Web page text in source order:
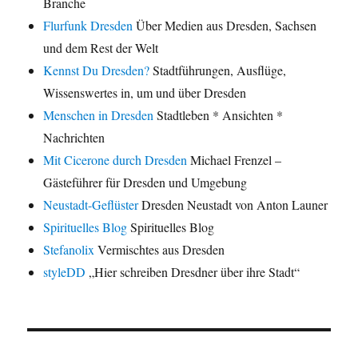
Flurfunk Dresden Über Medien aus Dresden, Sachsen
und dem Rest der Welt
Kennst Du Dresden?Stadtführungen, Ausflüge,
Wissenswertes in, um und über Dresden
Menschen in Dresden Stadtleben * Ansichten *
Nachrichten
Mit Cicerone durch Dresden Michael Frenzel –
Gästeführer für Dresden und Umgebung
Neustadt-GeflüsterDresden Neustadt von Anton Launer
Spirituelles BlogSpirituelles Blog
Stefanolix Vermischtes aus Dresden
styleDD „Hier schreiben Dresdner über ihre Stadt“